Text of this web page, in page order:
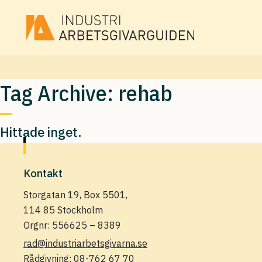
Tag Archive: rehab
Hittade inget.
Kontakt
Storgatan 19, Box 5501,
114 85 Stockholm
Orgnr: 556625 – 8389
rad@industriarbetsgivarna.se
Rådgivning: 08-762 67 70